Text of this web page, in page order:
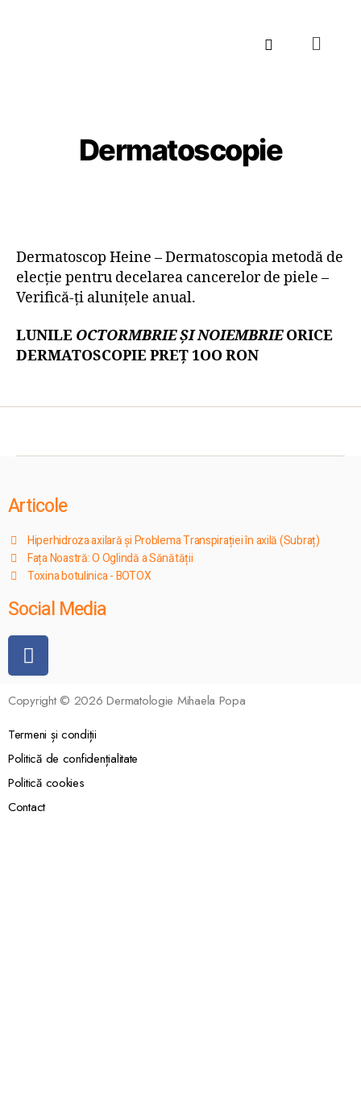
Dermatoscopie
Dermatoscop Heine – Dermatoscopia metodă de
elecție pentru decelarea cancerelor de piele –
Verifică-ți alunițele anual.
LUNILE OCTORMBRIE ȘI NOIEMBRIEORICE
DERMATOSCOPIE PREȚ 1OO RON
Articole
Hiperhidroza axilară și Problema Transpirației în axilă (Subraț)
Fața Noastră: O Oglindă a Sănătății
Toxina botulinica - BOTOX
Social Media
Copyright © 2026 Dermatologie Mihaela Popa
Termeni și condiții
Politică de confidențialitate
Politică cookies
Contact